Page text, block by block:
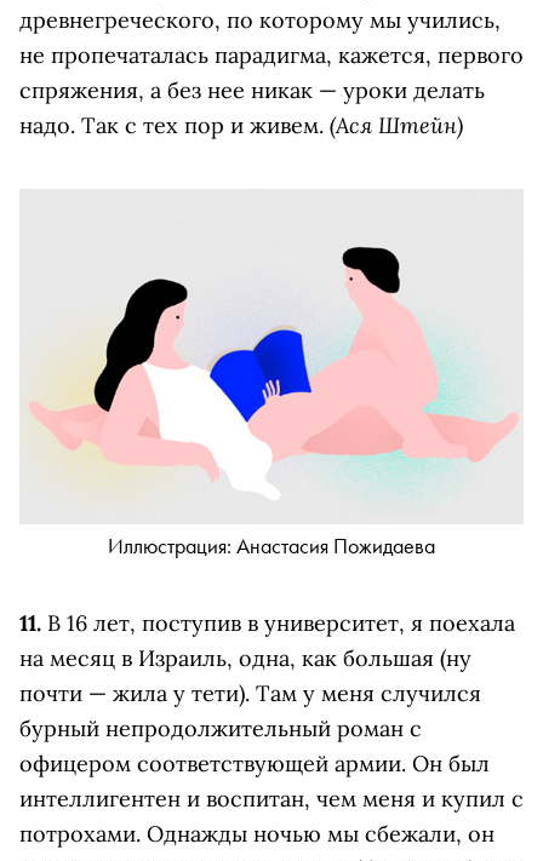
древнегреческого, по которому мы учились,
не пропечаталась парадигма, кажется, первого
спряжения, а без нее никак — уроки делать
надо. Так с тех пор и живем. (Ася Штейн)
Иллюстрация: Анастасия Пожидаева
11. В 16 лет, поступив в университет, я поехала
на месяц в Израиль, одна, как большая (ну
почти — жила у тети). Там у меня случился
бурный непродолжительный роман с
офицером соответствующей армии. Он был
интеллигентен и воспитан, чем меня и купил с
потрохами. Однажды ночью мы сбежали, он